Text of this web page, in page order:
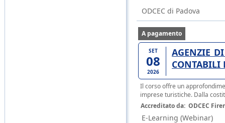
ODCEC di Padova
A pagamento
SET
08
2026
AGENZIE
CONTABILI
Il corso offre un
imprese turistiche. Dalla
Accreditato da: ODCEC
E-Learning (Webinar)